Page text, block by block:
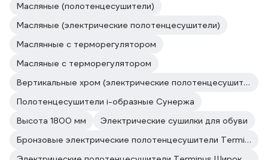
Масляные (полотенцесушители)
Масляные (электрические полотенцесушители)
Маслянные с терморегулятором
Масляные с терморегулятором
Вертикальные хром (электрические полотенцесушители)
Полотенцесушители i-образные Сунержа
Высота 1800 мм
Электрические сушилки для обуви
Бронзовые электрические полотенцесушители Terminus